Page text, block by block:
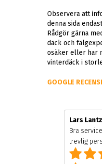
Observera att
denna sida
Rådgör gärna
däck och
osäker eller har
vinterdäck i
GOOGLE
Lars Lantz
Bra
trevlig